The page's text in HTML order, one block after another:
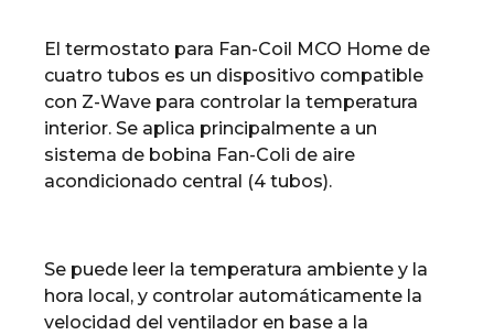
El termostato para Fan-Coil MCO Home de
cuatro tubos es un dispositivo compatible
con Z-Wave para controlar la temperatura
interior. Se aplica principalmente a un
sistema de bobina Fan-Coli de aire
acondicionado central (4 tubos).
Se puede leer la temperatura ambiente y la
hora local, y controlar automáticamente la
velocidad del ventilador en base a la